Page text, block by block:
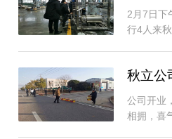
2月7日下
行4人来
公司开业
相拥，喜